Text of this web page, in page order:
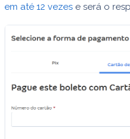
em até 12 vezes e será o